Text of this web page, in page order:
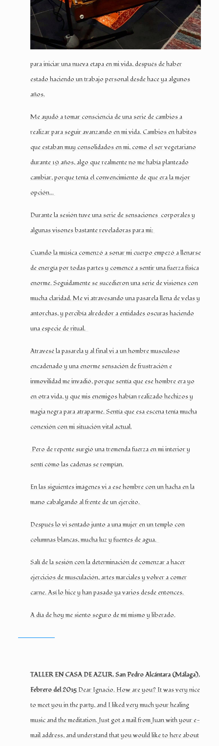
para iniciar una nueva etapa en mi vida, después de haber
estado haciendo un trabajo personal desde hace ya algunos
años.
Me ayudó a tomar consciencia de una serie de cambios a
realizar para seguir avanzando en mi vida. Cambios en hábitos
que estaban muy consolidados en mi, como el ser vegetariano
durante 19 años, algo que realmente no me había planteado
cambiar, porque tenía el convencimiento de que era la mejor
opción…
Durante la sesión tuve una serie de sensaciones corporales y
algunas visones bastante reveladoras para mi:
Cuando la música comenzó a sonar mi cuerpo empezó a llenarse
de energía por todas partes y comencé a sentir una fuerza física
enorme. Seguidamente se sucedieron una serie de visiones con
mucha claridad. Me vi atravesando una pasarela llena de velas y
antorchas, y percibía alrededor a entidades oscuras haciendo
una especie de ritual.
Atravesé la pasarela y al final vi a un hombre musculoso
encadenado y una enorme sensación de frustración e
inmovilidad me invadió, porque sentía que ese hombre era yo
en otra vida, y que mis enemigos habían realizado hechizos y
magia negra para atraparme. Sentía que esa escena tenía mucha
conexión con mi situación vital actual.
Pero de repente surgió una tremenda fuerza en mi interior y
sentí cómo las cadenas se rompían.
En las siguientes imágenes vi a ese hombre con un hacha en la
mano cabalgando al frente de un ejercito.
Después lo vi sentado junto a una mujer en un templo con
columnas blancas, mucha luz y fuentes de agua.
Salí de la sesión con la determinación de comenzar a hacer
ejercicios de musculación, artes marciales y volver a comer
carne. Así lo hice y han pasado ya varios desde entonces.
A día de hoy me siento seguro de mí mismo y liberado.
TALLER EN CASA DE AZUR. San Pedro Alcántara (Málaga).
Febrero del 2015Dear Ignacio. How are you? It was very nice
to meet you in the party, and I liked very much your healing
music and the meditation. Just got a mail from Juan with your e-
mail address, and understand that you would like to here about